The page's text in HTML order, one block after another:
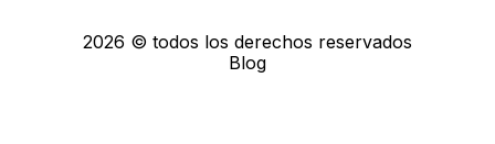
2026 © todos los derechos reservados
Blog